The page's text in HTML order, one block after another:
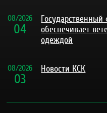
04
08/2026
обеспечивает
одеждой
03
08/2026 Новости КСК